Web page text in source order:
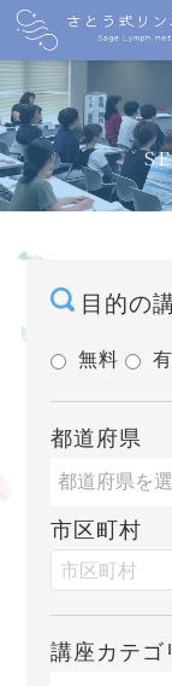
目的の
無料
都道府県
市区町村
講座カテゴ